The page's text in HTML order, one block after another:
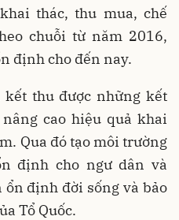
thác, thu mua, chế
chuỗi từ năm 2016,
định cho đến nay.
thu được những kết
cao hiệu quả khai
Qua đó tạo môi trường
định cho ngư dân và
ổn định đời sống và bảo
Tổ Quốc.